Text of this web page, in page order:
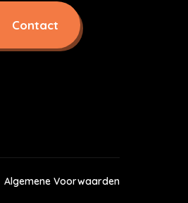
Contact
Algemene Voorwaarden